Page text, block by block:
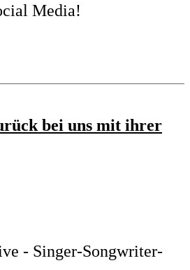
Media!
bei uns mit ihrer
- Singer-Songwriter-